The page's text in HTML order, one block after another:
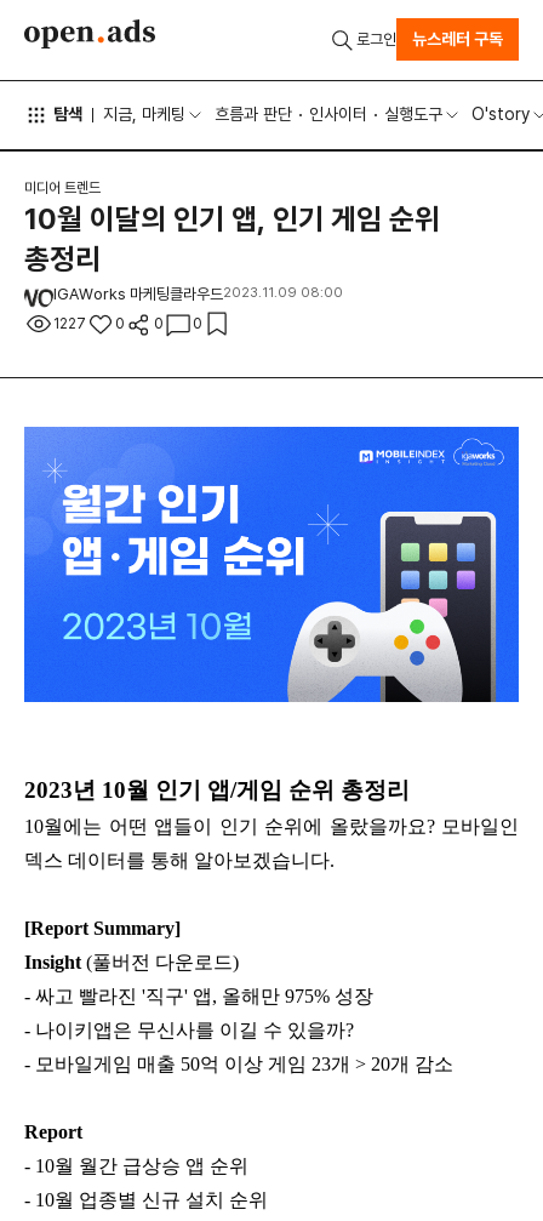
탐색 지금, 마케팅 흐름과 판단 인사이터 실행도구 O'story
로그인 뉴스레터 구독
미디어 트렌드
10월 이달의 인기 앱, 인기 게임 순위
총정리
IGAWorks 마케팅클라우드2023.11.09 08:00
1227 0 0 0
2023년 10월 인기 앱/게임 순위 총정리
10월에는 어떤 앱들이 인기 순위에 올랐을까요? 모바일인
덱스 데이터를 통해 알아보겠습니다.
[Report Summary]
Insight (풀버전 다운로드)
- 싸고 빨라진 '직구' 앱, 올해만 975% 성장
- 나이키앱은 무신사를 이길 수 있을까?
- 모바일게임 매출 50억 이상 게임 23개 > 20개 감소
Report
- 10월 월간 급상승 앱 순위
- 10월 업종별 신규 설치 순위